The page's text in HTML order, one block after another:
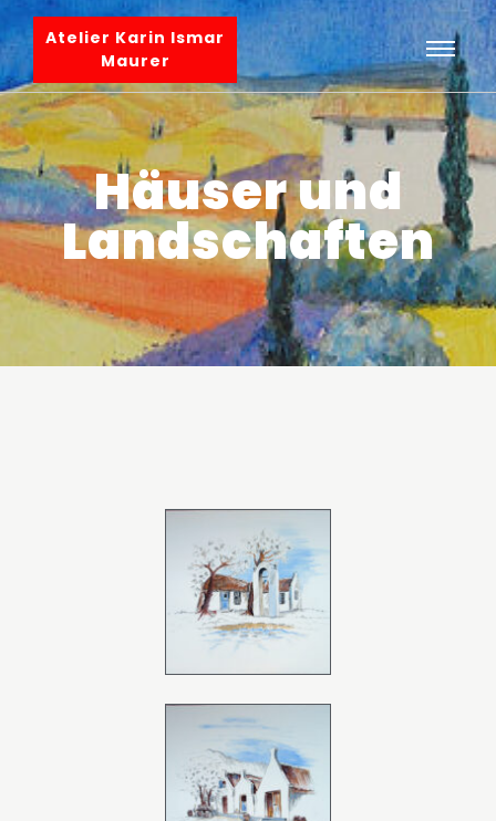
Atelier Karin Ismar
Maurer
Häuser und
Landschaften